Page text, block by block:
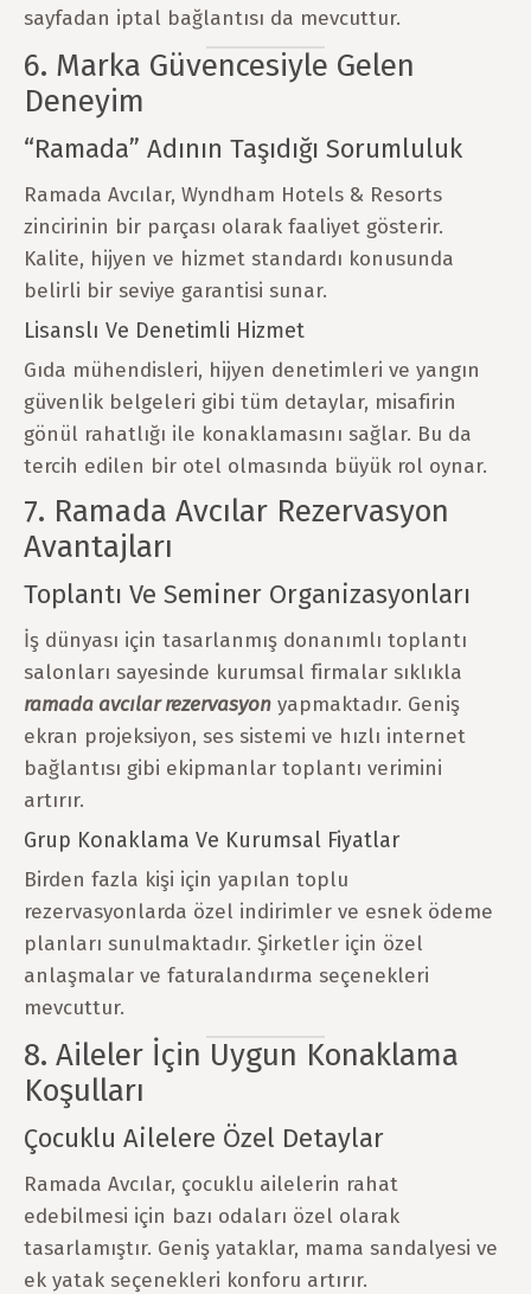
sayfadan iptal bağlantısı da mevcuttur.
6. Marka Güvencesiyle Gelen
Deneyim
“Ramada” Adının Taşıdığı Sorumluluk
Ramada Avcılar, Wyndham Hotels & Resorts
zincirinin bir parçası olarak faaliyet gösterir.
Kalite, hijyen ve hizmet standardı konusunda
belirli bir seviye garantisi sunar.
Lisanslı Ve Denetimli Hizmet
Gıda mühendisleri, hijyen denetimleri ve yangın
güvenlik belgeleri gibi tüm detaylar, misafirin
gönül rahatlığı ile konaklamasını sağlar. Bu da
tercih edilen bir otel olmasında büyük rol oynar.
7. Ramada Avcılar Rezervasyon
Avantajları
Toplantı Ve Seminer Organizasyonları
İş dünyası için tasarlanmış donanımlı toplantı
salonları sayesinde kurumsal firmalar sıklıkla
ramada avcılar rezervasyon yapmaktadır. Geniş
ekran projeksiyon, ses sistemi ve hızlı internet
bağlantısı gibi ekipmanlar toplantı verimini
artırır.
Grup Konaklama Ve Kurumsal Fiyatlar
Birden fazla kişi için yapılan toplu
rezervasyonlarda özel indirimler ve esnek ödeme
planları sunulmaktadır. Şirketler için özel
anlaşmalar ve faturalandırma seçenekleri
mevcuttur.
8. Aileler İçin Uygun Konaklama
Koşulları
Çocuklu Ailelere Özel Detaylar
Ramada Avcılar, çocuklu ailelerin rahat
edebilmesi için bazı odaları özel olarak
tasarlamıştır. Geniş yataklar, mama sandalyesi ve
ek yatak seçenekleri konforu artırır.